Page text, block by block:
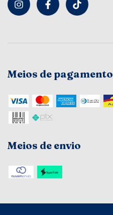
Meios de pagamento
Meios de envio